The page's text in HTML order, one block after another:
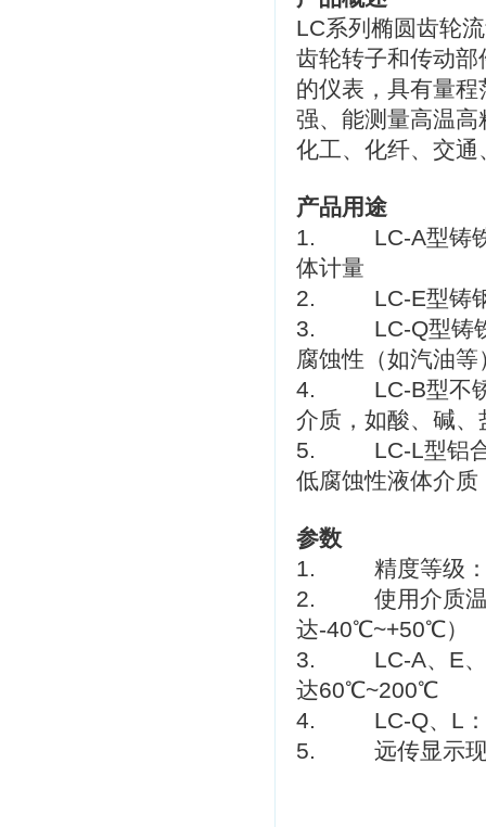
LC系列椭圆齿轮
齿轮转子和传动
的仪表，具有量
强、能测量高温
化工、化纤、交
产品用途
1. LC-A型铸铁
体计量
2. LC-E型铸钢
3. LC-Q型铸铁
腐蚀性（如汽油
4. LC-B型不锈
介质，如酸、碱
5. LC-L型铝合金
低腐蚀性液体介
参数
1. 精度等级：
2. 使用介质温
达-40℃~+50℃）
3. LC-A、E、B
达60℃~200℃
4. LC-Q、L：
5. 远传显示现